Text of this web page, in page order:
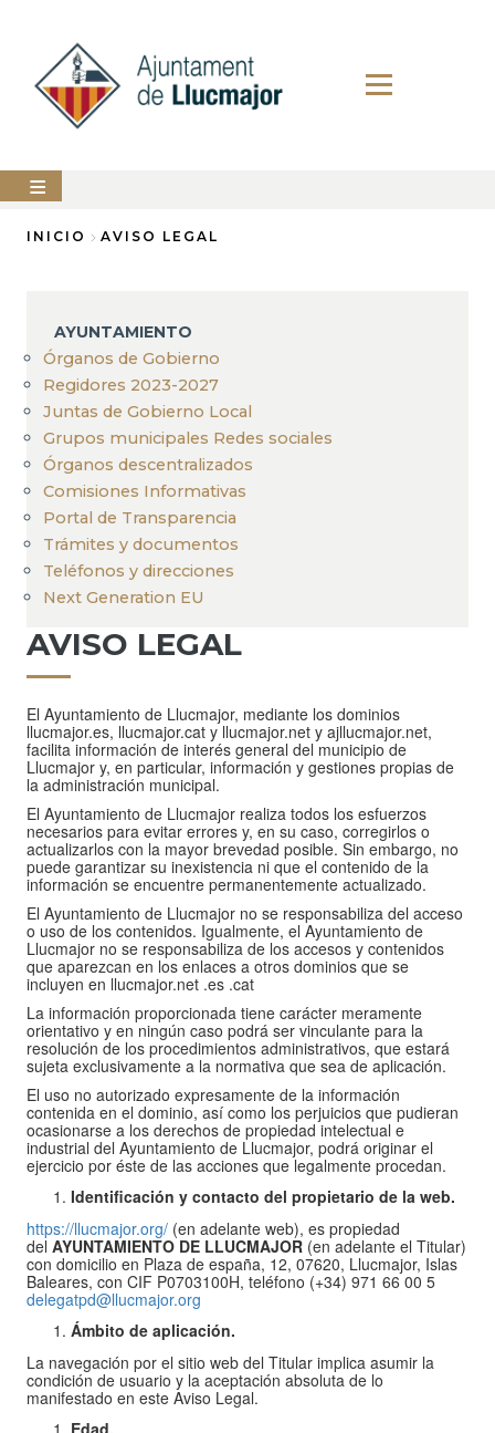
contenido
principal
AYUNTAMIENTO
SERVICIOS
MUNICIPALES
PERFIL
DEL
CONTRATANTE
ANUNCIOS
de
ayuda
a
la
navegación
INICIO AVISO LEGAL
AYUNTAMIENTO
Órganos de Gobierno
Regidores 2023-2027
Juntas de Gobierno Local
Grupos municipales Redes sociales
Órganos descentralizados
Comisiones Informativas
Portal de Transparencia
Trámites y documentos
Teléfonos y direcciones
Next Generation EU
AVISO LEGAL
El Ayuntamiento de Llucmajor, mediante los dominios
llucmajor.es, llucmajor.cat y llucmajor.net y ajllucmajor.net,
facilita información de interés general del municipio de
Llucmajor y, en particular, información y gestiones propias de
la administración municipal.
El Ayuntamiento de Llucmajor realiza todos los esfuerzos
necesarios para evitar errores y, en su caso, corregirlos o
actualizarlos con la mayor brevedad posible. Sin embargo, no
puede garantizar su inexistencia ni que el contenido de la
información se encuentre permanentemente actualizado.
El Ayuntamiento de Llucmajor no se responsabiliza del acceso
o uso de los contenidos. Igualmente, el Ayuntamiento de
Llucmajor no se responsabiliza de los accesos y contenidos
que aparezcan en los enlaces a otros dominios que se
incluyen en llucmajor.net .es .cat
La información proporcionada tiene carácter meramente
orientativo y en ningún caso podrá ser vinculante para la
resolución de los procedimientos administrativos, que estará
sujeta exclusivamente a la normativa que sea de aplicación.
El uso no autorizado expresamente de la información
contenida en el dominio, así como los perjuicios que pudieran
ocasionarse a los derechos de propiedad intelectual e
industrial del Ayuntamiento de Llucmajor, podrá originar el
ejercicio por éste de las acciones que legalmente procedan.
Identificación y contacto del propietario de la web.
https://llucmajor.org/ (en adelante web), es propiedad
del AYUNTAMIENTO DE LLUCMAJOR (en adelante el Titular)
con domicilio en Plaza de españa, 12, 07620, Llucmajor, Islas
Baleares, con CIF P0703100H, teléfono (+34) 971 66 00 5
delegatpd@llucmajor.org
Ámbito de aplicación.
La navegación por el sitio web del Titular implica asumir la
condición de usuario y la aceptación absoluta de lo
manifestado en este Aviso Legal.
Edad.